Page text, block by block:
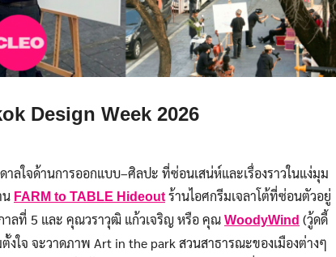
Design Week 2026
ลใจด้านการออกแบบ–ศิลปะ ที่ซ่อนเสน่ห์และเรื่องราวในแง่มุม
น FARM to TABLE Hideout ร้านไอศกรีมเจลาโต้ที่ซ่อนตัวอยู่
าลที่ 5 และ คุณวราวุฒิ แก้วเจริญ หรือ คุณ WoodyWind (วู้ดดี้
ใจ จะวาดภาพ Art in the park สวนสาธารณะของเมืองต่างๆ